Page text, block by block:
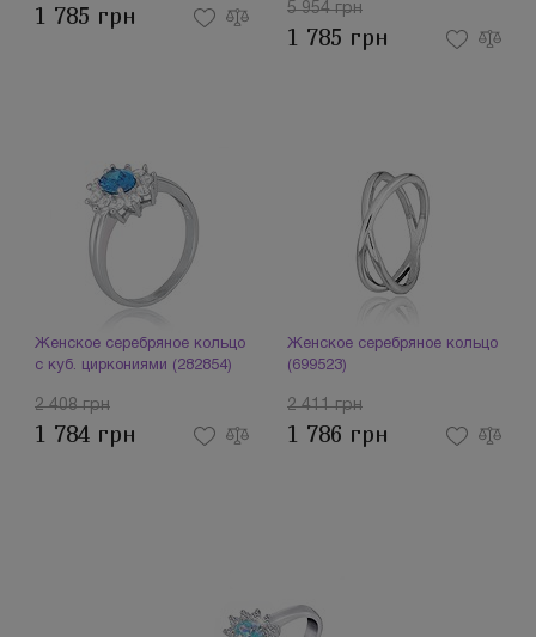
1 785 грн 5 954 грн
1 785 грн
Женское серебряное кольцо
с куб. циркониями (282854)
2 408 грн
1 784 грн
Женское серебряное кольцо
(699523)
2 411 грн
1 786 грн